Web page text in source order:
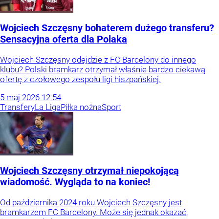
Wojciech Szczęsny bohaterem dużego transferu?
Sensacyjna oferta dla Polaka
Wojciech Szczęsny odejdzie z FC Barcelony do innego
klubu? Polski bramkarz otrzymał właśnie bardzo ciekawą
ofertę z czołowego zespołu ligi hiszpańskiej.
5 maj 2026 12:54
TransferyLa LigaPiłka nożnaSport
Wojciech Szczęsny otrzymał niepokojącą
wiadomość. Wygląda to na koniec!
Od października 2024 roku Wojciech Szczęsny jest
bramkarzem FC Barcelony. Może się jednak okazać,